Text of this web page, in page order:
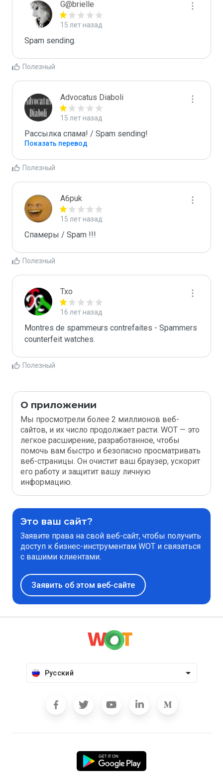
G@brielle
15 лет назад
Spam sending.
Полезный
Advocatus Diaboli
15 лет назад
Рассылка спама! / Spam sending!
Показать перевод
Полезный
A6puk
15 лет назад
Спамеры / Spam !!!
Полезный
Txo
16 лет назад
Montres de spammeurs contrefaites - Spammers
counterfeit watches.
Полезный
О приложении
Мы просмотрели более 2 миллионов веб-
сайтов, и их число продолжает расти. WOT — это
легкое расширение, разработанное, чтобы
помочь вам быстро и безопасно просматривать
веб-страницы. Он очистит ваш браузер, ускорит
его работу и защитит вашу личную
информацию.
Это ваш сайт?
Заявите права на свой веб-сайт, чтобы получить
доступ к бизнес-инструментам WOT и связаться
с вашими клиентами.
Заявить об этом веб-сайте
Русский